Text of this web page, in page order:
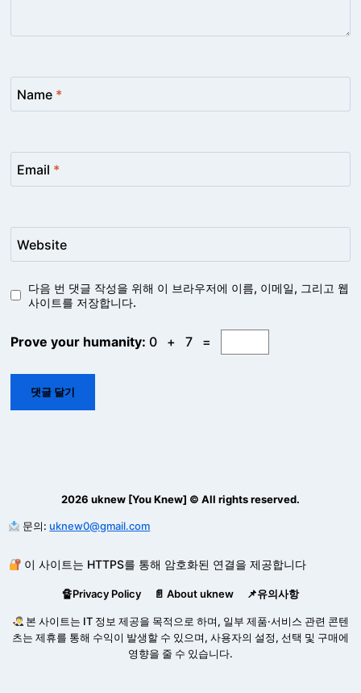
Name *
Email *
Website
다음 번 댓글 작성을 위해 이 브라우저에 이름, 이메일, 그리고 웹
사이트를 저장합니다.
Prove your humanity: 0 + 7 =
2026 uknew [You Knew] © All rights reserved.
문의: uknew0@gmail.com
이 사이트는 HTTPS를 통해 암호화된 연결을 제공합니다
🔏Privacy Policy 📄 About uknew 📌유의사항
본 사이트는 IT 정보 제공을 목적으로 하며, 일부 제품·서비스 관련 콘텐
츠는 제휴를 통해 수익이 발생할 수 있으며, 사용자의 설정, 선택 및 구매에
영향을 줄 수 있습니다.